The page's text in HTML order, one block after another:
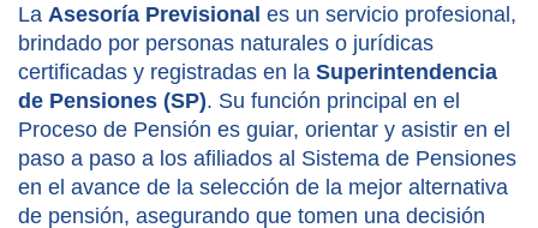
La Asesoría Previsional es un servicio profesional,
brindado por personas naturales o jurídicas
certificadas y registradas en la Superintendencia
de Pensiones (SP). Su función principal en el
Proceso de Pensión es guiar, orientar y asistir en el
paso a paso a los afiliados al Sistema de Pensiones
en el avance de la selección de la mejor alternativa
de pensión, asegurando que tomen una decisión